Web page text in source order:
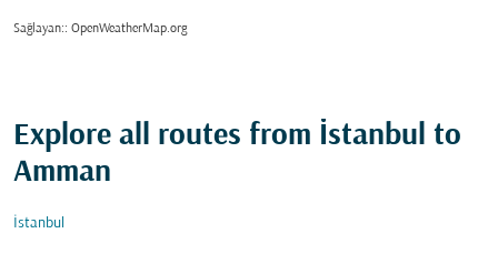
Sağlayan:: OpenWeatherMap.org
Explore all routes from İstanbul to
Amman
İstanbul